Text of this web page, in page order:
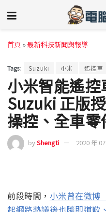
首頁 »最新科技新聞與報導
Tags: Suzuki 小米 遙控車
小米智能遙控
Suzuki 正版
操控、全車
byShengti 2020 年
前段時間， 小米曾在微博
起網路熱議後也隨即道歉